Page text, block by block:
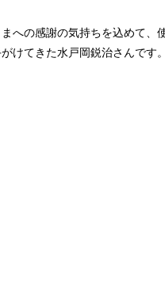
への感謝の気持ちを込めて、
けてきた水戸岡鋭治さんです。